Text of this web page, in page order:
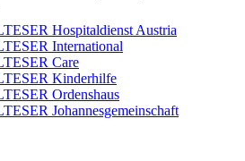
Hospitaldienst Austria
International
Care
Kinderhilfe
Ordenshaus
Johannesgemeinschaft